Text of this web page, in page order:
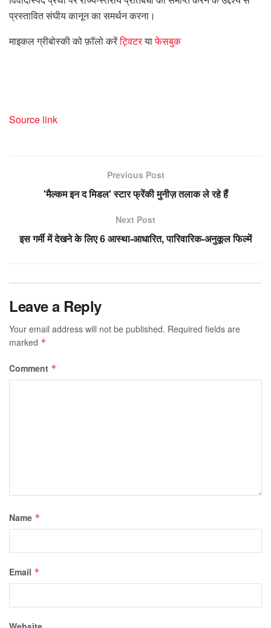
प्रस्तावित संघीय कानून का समर्थन करना।
माइकल ग्रीबोस्की को फ़ॉलो करेंट्विटरयाफेसबुक
Source link
Previous Post
'मैल्कम इन द मिडल' स्टार फ्रेंकी मुनीज़ तलाक ले रहे हैं
Next Post
इस गर्मी में देखने के लिए 6 आस्था-आधारित, पारिवारिक-अनुकूल फिल्में
Leave a Reply
Your email address will not be published. Required fields are
marked *
Comment *
Name *
Email *